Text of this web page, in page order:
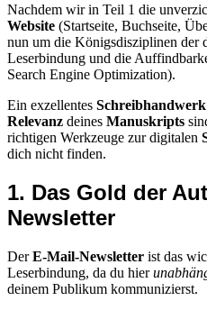
Nachdem wir in Teil 1 die
Website (Startseite, Buchseite,
nun um die Königsdisziplinen der
Leserbindung und die
Search Engine Optimization).
Ein exzellentes Schreibhandwerk
Relevanz deines Manuskripts
richtigen Werkzeuge zur digitalen
dich nicht finden.
1. Das Gold der
Newsletter
DerE-Mail-Newsletter ist das
Leserbindung, da du hier
deinem Publikum kommunizierst.